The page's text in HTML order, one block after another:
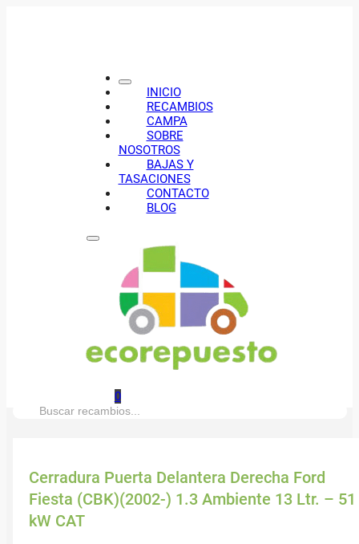
INICIO
RECAMBIOS
CAMPA
SOBRE
NOSOTROS
BAJAS Y
TASACIONES
CONTACTO
BLOG
0
Buscar:
Cerradura Puerta Delantera Derecha Ford
Fiesta (CBK)(2002-) 1.3 Ambiente 13 Ltr. – 51
kW CAT